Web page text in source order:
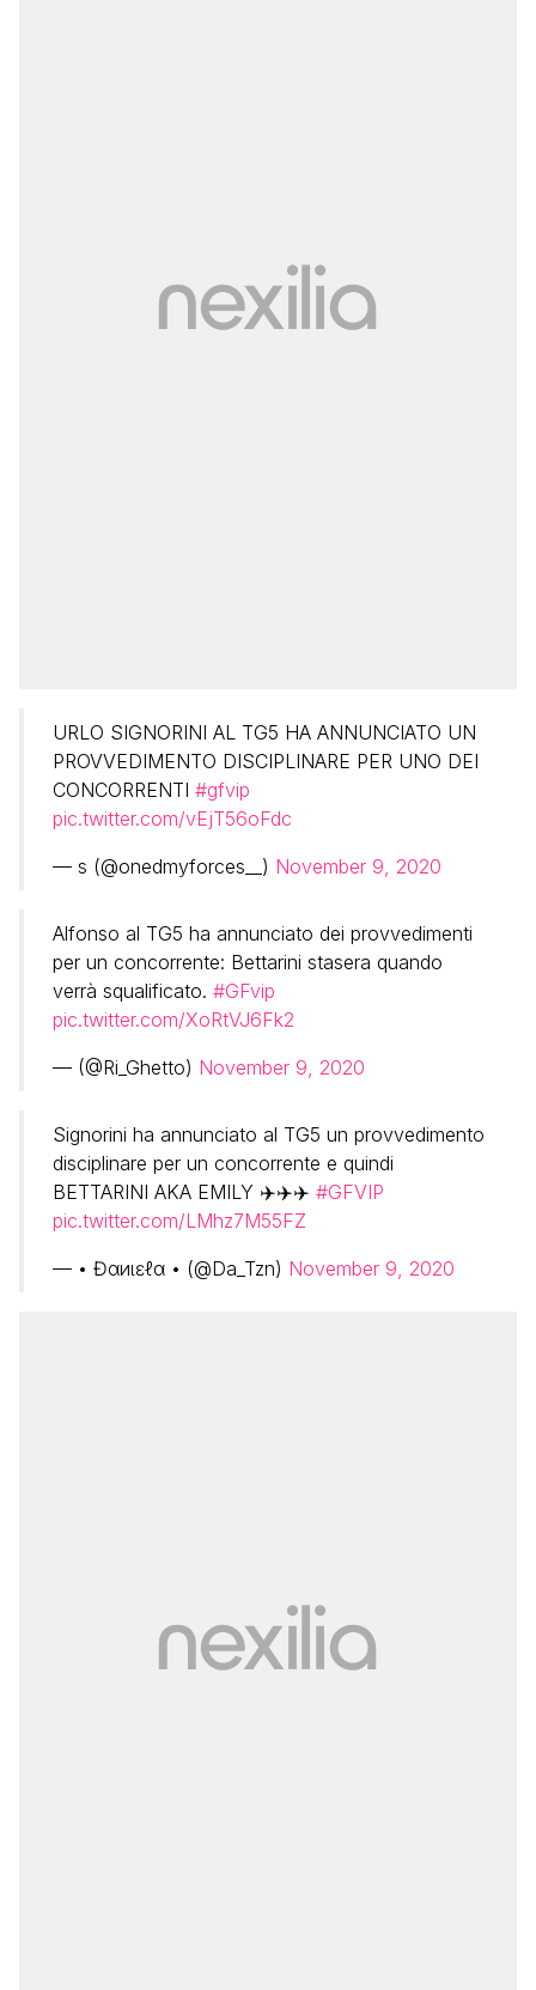
URLO SIGNORINI AL TG5 HA ANNUNCIATO UN
PROVVEDIMENTO DISCIPLINARE PER UNO DEI
CONCORRENTI #gfvip
pic.twitter.com/vEjT56oFdc
— s (@onedmyforces__) November 9, 2020
Alfonso al TG5 ha annunciato dei provvedimenti
per un concorrente: Bettarini stasera quando
verrà squalificato. #GFvip
pic.twitter.com/XoRtVJ6Fk2
— (@Ri_Ghetto) November 9, 2020
Signorini ha annunciato al TG5 un provvedimento
disciplinare per un concorrente e quindi
BETTARINI AKA EMILY ✈️✈️✈️ #GFVIP
pic.twitter.com/LMhz7M55FZ
— • Ɖαиιɛℓα • (@Da_Tzn) November 9, 2020